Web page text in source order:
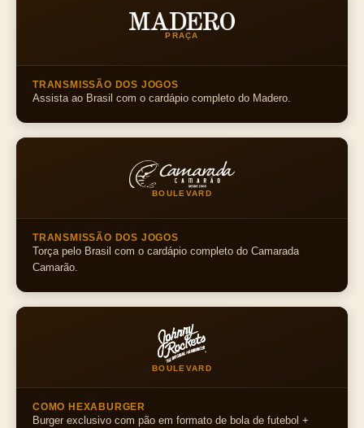
PRAÇA
TRANSMISSÃO DOS JOGOS
Assista ao Brasil com o cardápio completo do Madero.
BOULEVARD
TRANSMISSÃO DOS JOGOS
Torça pelo Brasil com o cardápio completo do Camarada
Camarão.
BOULEVARD
COMO HEXABURGER
Burger exclusivo com pão em formato de bola de futebol +